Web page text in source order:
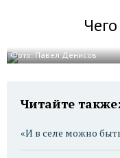
Фото: Павел Денисов
Читайте также:
«И в селе можно